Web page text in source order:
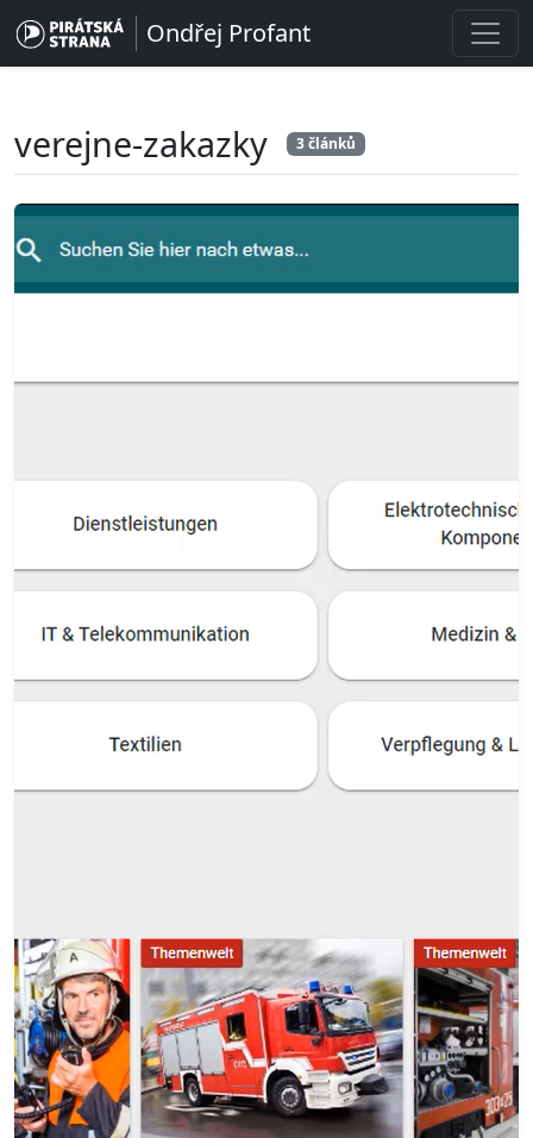
Ondřej Profant
verejne-zakazky 3 článků